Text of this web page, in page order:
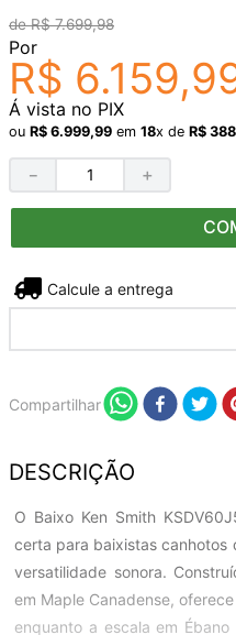
R$ 7.699,98
Por
R$ 6.159,
Á vista no PIX
ou R$ 6.999,99 em 18x de R$ 388
＋
－
Não sei meu CEP
Compartilhar
DESCRIÇÃO
O Baixo Ken Smith
certa para baixistas canhotos
versatilidade sonora.
em Maple Canadense,
enquanto a escala em